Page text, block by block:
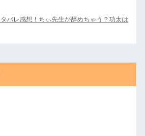
バレ感想！ちぃ先生が辞めちゃう？功太は